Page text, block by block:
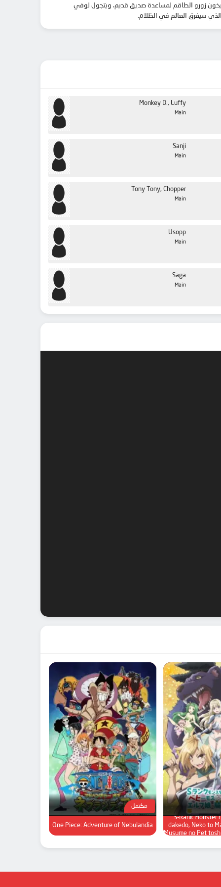
زورو الطاقم لمساعدة صديق قديم، ويتجول لوفي
سيغرق العالم في الظلام.
Monkey D., Luffy
Main
Sanji
Main
Tony Tony, Chopper
Main
Usopp
Main
Saga
Main
S-Rank Monster
dakedo, Neko to
Musume no Pet
مكتمل
One Piece: Adventure of Nebulandia